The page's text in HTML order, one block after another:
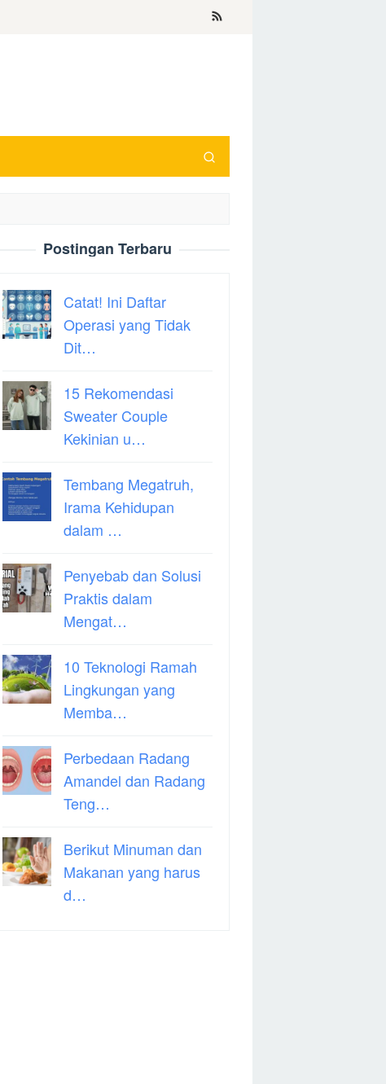
Postingan Terbaru
Catat! Ini Daftar
Operasi yang Tidak
Dit…
15 Rekomendasi
Sweater Couple
Kekinian u…
Tembang Megatruh,
Irama Kehidupan
dalam …
Penyebab dan Solusi
Praktis dalam
Mengat…
10 Teknologi Ramah
Lingkungan yang
Memba…
Perbedaan Radang
Amandel dan Radang
Teng…
Berikut Minuman dan
Makanan yang harus
d…